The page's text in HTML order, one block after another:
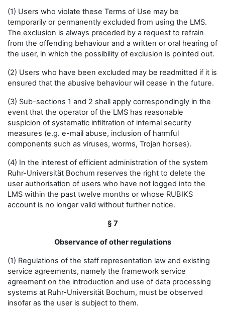
(1) Users who violate these Terms of Use may be
temporarily or permanently excluded from using the LMS.
The exclusion is always preceded by a request to refrain
from the offending behaviour and a written or oral hearing of
the user, in which the possibility of exclusion is pointed out.
(2) Users who have been excluded may be readmitted if it is
ensured that the abusive behaviour will cease in the future.
(3) Sub-sections 1 and 2 shall apply correspondingly in the
event that the operator of the LMS has reasonable
suspicion of systematic infiltration of internal security
measures (e.g. e-mail abuse, inclusion of harmful
components such as viruses, worms, Trojan horses).
(4) In the interest of efficient administration of the system
Ruhr-Universität Bochum reserves the right to delete the
user authorisation of users who have not logged into the
LMS within the past twelve months or whose RUBIKS
account is no longer valid without further notice.
§ 7
Observance of other regulations
(1) Regulations of the staff representation law and existing
service agreements, namely the framework service
agreement on the introduction and use of data processing
systems at Ruhr-Universität Bochum, must be observed
insofar as the user is subject to them.